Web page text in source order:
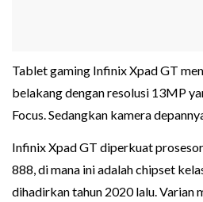
Tablet gaming Infinix Xpad GT
belakang dengan resolusi 13MP
Focus. Sedangkan kamera
Infinix Xpad GT diperkuat
888, di mana ini adalah chipset
dihadirkan tahun 2020 lalu. Varian